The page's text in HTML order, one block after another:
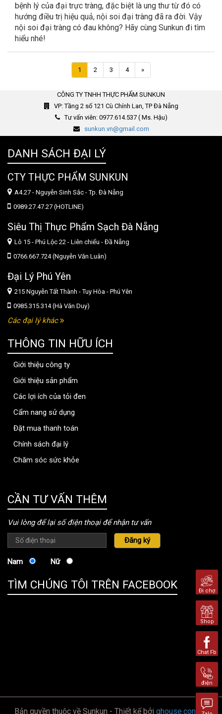
bệnh lý của đại trực tràng, đặc biệt là ung thư từ đó có
hướng điều trị hiệu quả, nội soi đại tràng đã ra đời. Vậy
nội soi đại tràng có đau không? Hãy cùng Sunkun đi tìm
hiểu nhé!
1 2 3 4 »Trang
kế
CÔNG TY TNHH THỰC PHẨM SUNKUN
VP: Tầng 2 số 121 Cù Chính Lan, TP Đà Nẵng
Tư vấn viên: 0977.614.537 ( Ms. Hậu)
sunkun.vn@gmail.com
DANH SÁCH ĐẠI LÝ
CTY THỰC PHẨM SUNKUN
A4.27 - Nguyễn Sinh Sắc - Tp. Đà Nẵng
0989.27.47.27 (HOTLINE)
Siêu Thị Thực Phẩm Sạch Đà Nẵng
Lô 15 - Phú Lộc 22 - Liên chiểu - Đầ Nẵng
0766.667.724 (Nguyễn Văn Luân)
Đại Lý Phú Yên
215 Nguyễn Tất Thành - Tuy Hòa - Phú Yên
0985.315.314 (Hà Văn Duy)
Các đại lý khác
THÔNG TIN HỮU ÍCH
Giới thiệu công ty
Giới thiệu sản phẩm
Các lợi ích của tỏi đen
Cẩm nang sử dụng
Đặt mua thanh toán
Chính sách đại lý
Chăm sóc sức khỏe
CẦN TƯ VẤN THÊM
Vui lòng để lại số điện thoại để nhận tư vấn
Nam Nữ
TÌM CHÚNG TÔI TRÊN FACEBOOK
Bản quyền thuộc về Sunkun - Thiết kế bởi ghouse.com.vn
Đi chợ
Shop
Chat Fb
Gọi
điện